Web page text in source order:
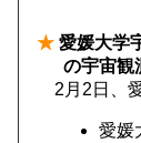
★ 愛媛大学
の宇宙観
2月2日、
愛媛